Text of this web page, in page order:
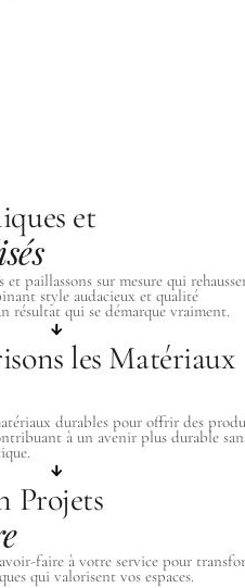
et
paillassons sur mesure qui
style audacieux et qualité
résultat qui se démarque vraiment.
les Matériaux
durables pour offrir des
à un avenir plus durable
Projets
faire à votre service pour
qui valorisent vos espaces.